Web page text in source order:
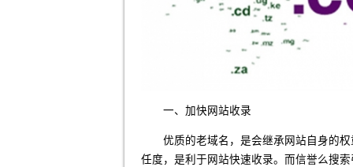
一、加快网站收录
优质的老域名，是会继承网站自身的权
任度，是利于网站快速收录。而信誉么搜